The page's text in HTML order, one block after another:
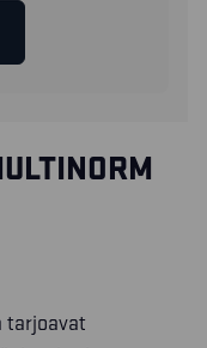
tarjoavat